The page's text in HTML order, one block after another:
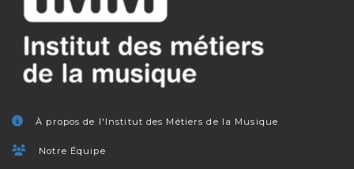
À propos de l'Institut des Métiers de la Musique
Notre Équipe